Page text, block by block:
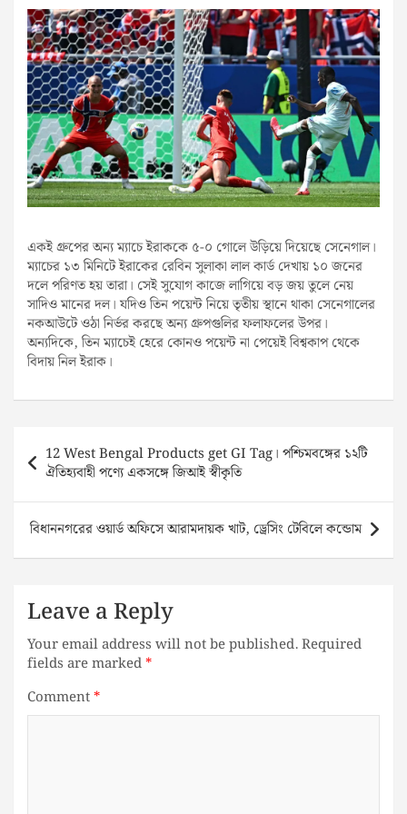
একই গ্রুপের অন্য ম্যাচে ইরাককে ৫-০ গোলে উড়িয়ে দিয়েছে সেনেগাল।
ম্যাচের ১৩ মিনিটে ইরাকের রেবিন সুলাকা লাল কার্ড দেখায় ১০ জনের
দলে পরিণত হয় তারা। সেই সুযোগ কাজে লাগিয়ে বড় জয় তুলে নেয়
সাদিও মানের দল। যদিও তিন পয়েন্ট নিয়ে তৃতীয় স্থানে থাকা সেনেগালের
নকআউটে ওঠা নির্ভর করছে অন্য গ্রুপগুলির ফলাফলের উপর।
অন্যদিকে, তিন ম্যাচেই হেরে কোনও পয়েন্ট না পেয়েই বিশ্বকাপ থেকে
বিদায় নিল ইরাক।
navigation
12 West Bengal Products get GI Tag। পশ্চিমবঙ্গের ১২টি
ঐতিহ্যবাহী পণ্যে একসঙ্গে জিআই স্বীকৃতি
বিধাননগরের ওয়ার্ড অফিসে আরামদায়ক খাট, ড্রেসিং টেবিলে কন্ডোম
Leave a Reply
Your email address will not be published.Required
fields are marked*
Comment*